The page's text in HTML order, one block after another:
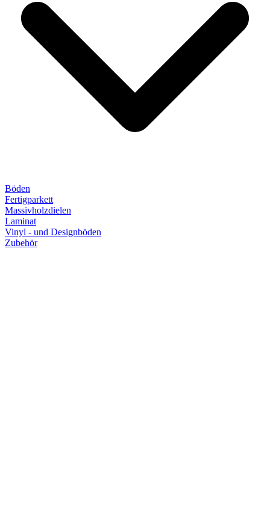
Böden
Fertigparkett
Massivholzdielen
Laminat
Vinyl - und Designböden
Zubehör